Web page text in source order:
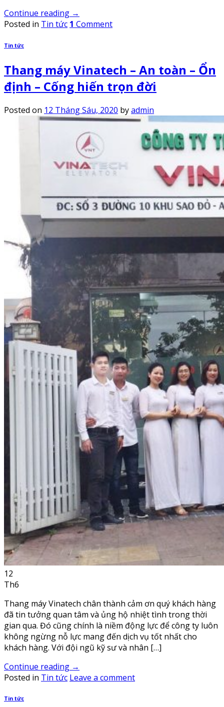
Continue reading →
Posted in Tin tức 1 Comment
Tin tức
Thang máy Vinatech – An toàn – Ổn
định – Cống hiến trọn đời
Posted on 12 Tháng Sáu, 2020 byadmin
12
Th6
Thang máy Vinatech chân thành cảm ơn quý khách hàng
đã tin tưởng quan tâm và ủng hộ nhiệt tình trong thời
gian qua. Đó cũng chính là niềm động lực để công ty luôn
không ngừng nỗ lực mang đến dịch vụ tốt nhất cho
khách hàng. Với đội ngũ kỹ sư và nhân […]
Continue reading →
Posted in Tin tức Leave a comment
Tin tức